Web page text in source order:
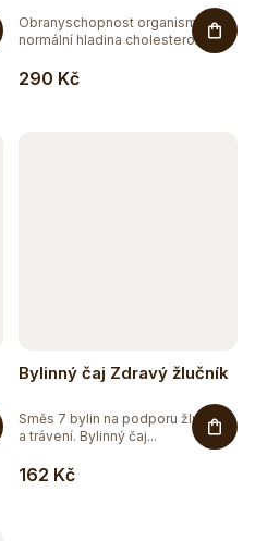
290 Kč
Obranyschopnost organismu,
normální hladina cholesterolu v...
Bylinný čaj Zdravý žlučník
162 Kč
Směs 7 bylin na podporu žlučníku
a trávení. Bylinný čaj...